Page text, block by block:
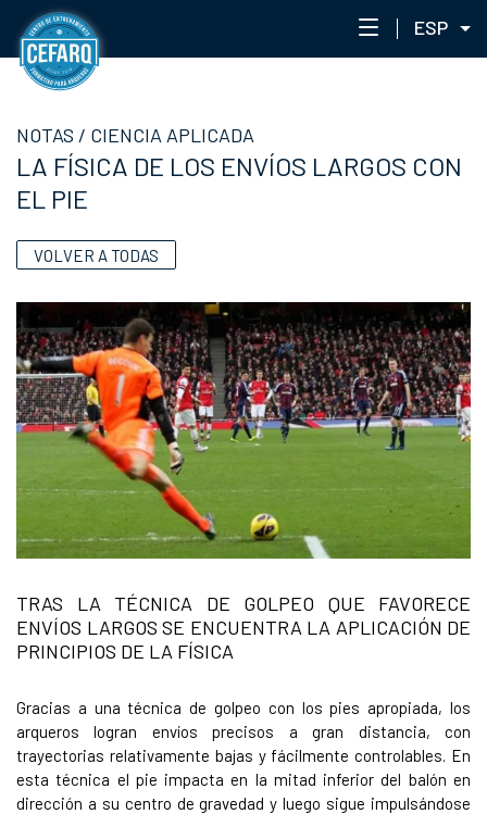
ESP
CENTRO
STAFF
RED DE ACADEMIAS
CEFARQLAB
NOTAS / CIENCIA APLICADA
LA FÍSICA DE LOS ENVÍOS LARGOS CON
EL PIE
VOLVER A TODAS
TRAS LA TÉCNICA DE GOLPEO QUE FAVORECE
ENVÍOS LARGOS SE ENCUENTRA LA APLICACIÓN DE
PRINCIPIOS DE LA FÍSICA
Gracias a una técnica de golpeo con los pies apropiada, los
arqueros logran envíos precisos a gran distancia, con
trayectorias relativamente bajas y fácilmente controlables. En
esta técnica el pie impacta en la mitad inferior del balón en
dirección a su centro de gravedad y luego sigue impulsándose